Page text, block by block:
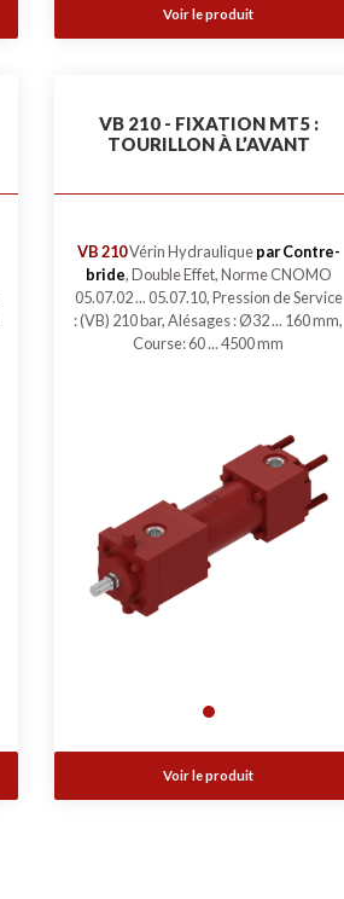
Voir le produit
VB 210 - FIXATION MT5 :
TOURILLON À L’AVANT
VB 210Vérin Hydrauliquepar Contre-
bride, Double Effet, Norme CNOMO
05.07.02 ... 05.07.10, Pression de Service
: (VB) 210 bar, Alésages : Ø32 ... 160 mm,
Course: 60 ... 4500 mm
Voir le produit